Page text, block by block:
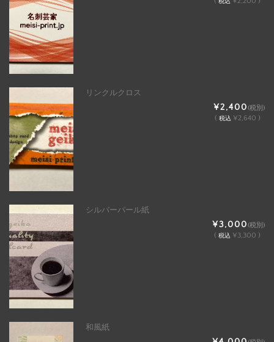
リンクルクロス
¥2,400(税別)
( 税込 ¥2,640 )
シルバーパール紙
¥3,000(税別)
( 税込 ¥3,300 )
和風紙